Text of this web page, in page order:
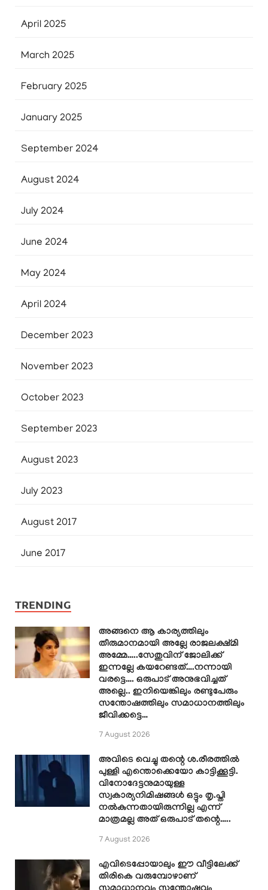
April 2025
March 2025
February 2025
January 2025
September 2024
August 2024
July 2024
June 2024
May 2024
April 2024
December 2023
November 2023
October 2023
September 2023
August 2023
July 2023
August 2017
June 2017
TRENDING
അങ്ങനെ ആ കാര്യത്തിലും
തീരുമാനമായി അല്ലേ രാജലക്ഷ്മി
അമ്മേ…..സേതുവിന് ജോലിക്ക്
ഇന്നല്ലേ കയറേണ്ടത്….നന്നായി
വരട്ടെ…. ഒരുപാട് അനുഭവിച്ചത്
അല്ലെ.. ഇനിയെങ്കിലും രണ്ടുപേരും
സന്തോഷത്തിലും സമാധാനത്തിലും
ജീവിക്കട്ടെ…
7 August 2026
അവിടെ വെച്ചു തന്റെ ശ.രീരത്തിൽ
പുള്ളി എന്തൊക്കെയോ കാട്ടിക്കൂട്ടി.
വിനോദേട്ടനുമായുള്ള
സ്വകാര്യനിമിഷങ്ങൾ ഒട്ടും തൃ.പ്തി
നൽകുന്നതായിരുന്നില്ല എന്ന്
മാത്രമല്ല അത് ഒരുപാട് തന്റെ…..
7 August 2026
എവിടെപ്പോയാലും ഈ വീട്ടിലേക്ക്
തിരികെ വരുമ്പോഴാണ്